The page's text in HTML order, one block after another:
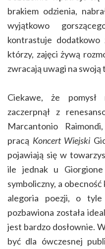
brakiem odzienia,
wyjątkowo
kontrastuje dodatkowo
którzy, zajęci żywą
zwracają uwagi na swoją
Ciekawe, że
zaczerpnął z
Marcantonio
pracą Koncert Wiejski
pojawiają się w
ile jednak u
symboliczny, a
alegoria poezji, o
pozbawiona została
jest bardzo dosłownie.
być dla ówczesnej